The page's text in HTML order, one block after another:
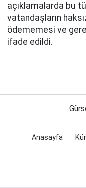
açıklamalarda bu
vatandaşların
ödememesi ve
ifade edildi.
Anasayfa